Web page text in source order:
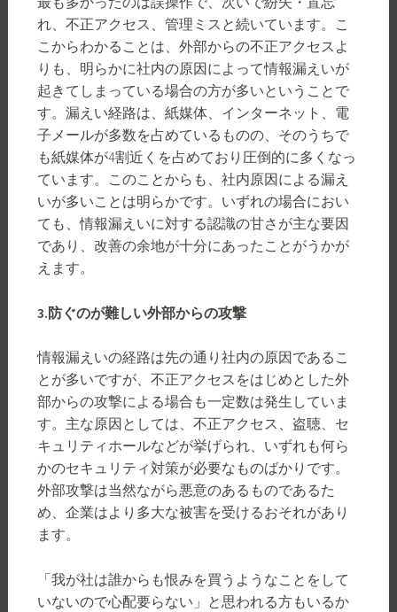
れ、不正アクセス、管理ミスと続いています。こ
こからわかることは、外部からの不正アクセスよ
りも、明らかに社内の原因によって情報漏えいが
起きてしまっている場合の方が多いということで
す。漏えい経路は、紙媒体、インターネット、電
子メールが多数を占めているものの、そのうちで
も紙媒体が4割近くを占めており圧倒的に多くなっ
ています。このことからも、社内原因による漏え
いが多いことは明らかです。いずれの場合におい
ても、情報漏えいに対する認識の甘さが主な要因
であり、改善の余地が十分にあったことがうかが
えます。
3.防ぐのが難しい外部からの攻撃
情報漏えいの経路は先の通り社内の原因であるこ
とが多いですが、不正アクセスをはじめとした外
部からの攻撃による場合も一定数は発生していま
す。主な原因としては、不正アクセス、盗聴、セ
キュリティホールなどが挙げられ、いずれも何ら
かのセキュリティ対策が必要なものばかりです。
外部攻撃は当然ながら悪意のあるものであるた
め、企業はより多大な被害を受けるおそれがあり
ます。
「我が社は誰からも恨みを買うようなことをして
いないので心配要らない」と思われる方もいるか